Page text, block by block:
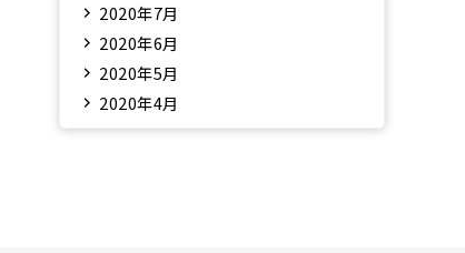
2020年7月
2020年6月
2020年5月
2020年4月